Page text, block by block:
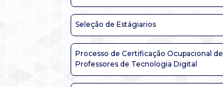
Seleção de Estágiarios
Processo de Certificação Ocupacional de
Professores de Tecnologia Digital